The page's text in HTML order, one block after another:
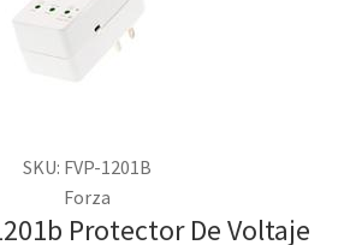
SKU: FVP-1201B
Forza
Protector De Voltaje